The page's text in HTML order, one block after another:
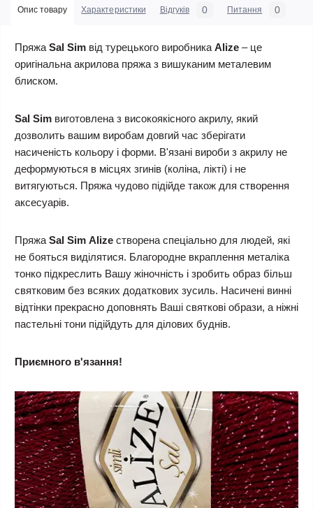
Опис товару Характеристики Відгуків 0 Питання 0
Пряжа Sal Sim від турецького виробника Alize – це
оригінальна акрилова пряжа з вишуканим металевим
блиском.
Sal Sim виготовлена з високоякісного акрилу, який
дозволить вашим виробам довгий час зберігати
насиченість кольору і форми. В'язані вироби з акрилу не
деформуються в місцях згинів (коліна, лікті) і не
витягуються. Пряжа чудово підійде також для створення
аксесуарів.
Пряжа Sal Sim Alize створена спеціально для людей, які
не бояться виділятися. Благородне вкраплення металіка
тонко підкреслить Вашу жіночність і зробить образ більш
святковим без всяких додаткових зусиль. Насичені винні
відтінки прекрасно доповнять Ваші святкові образи, а ніжні
пастельні тони підійдуть для ділових буднів.
Приємного в'язання!